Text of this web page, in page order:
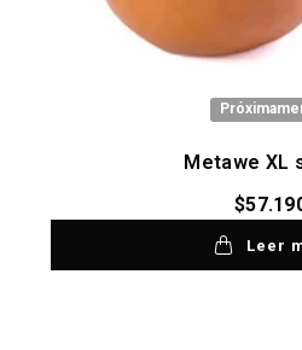
Metawe XL
$
Leer